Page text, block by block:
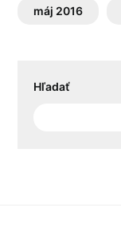
máj 2016
Hľadať